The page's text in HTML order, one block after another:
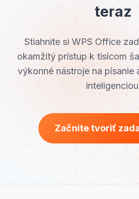
teraz
Stiahnite si WPS Office
okamžitý prístup k tisícom
výkonné nástroje na písanie
Začnite tvoriť